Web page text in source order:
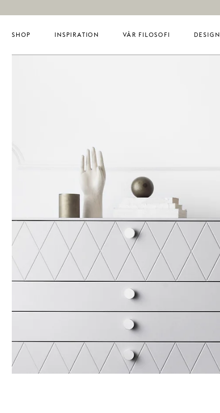
SHOP INSPIRATION VÅR FILOSOFI